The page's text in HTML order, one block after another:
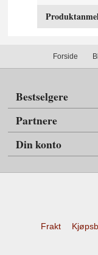
Forside
Bestselgere
Partnere
Din konto
Frakt